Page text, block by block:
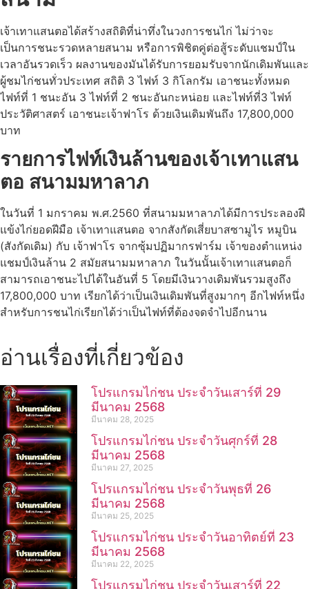
เจ้าเทาแสนตอได้สร้างสถิติที่น่าทึ่งในวงการชนไก่ ไม่ว่าจะ
เป็นการชนะรวดหลายสนาม หรือการพิชิตคู่ต่อสู้ระดับแชมป์ใน
เวลาอันรวดเร็ว ผลงานของมันได้รับการยอมรับจากนักเดิมพันและ
ผู้ชมไก่ชนทั่วประเทศ สถิติ 3 ไฟท์ 3 กิโลกรัม เอาชนะทั้งหมด
ไฟท์ที่ 1 ชนะอัน 3 ไฟท์ที่ 2 ชนะอันกะหน่อย และไฟท์ที่3 ไฟท์
ประวัติศาสตร์ เอาชนะเจ้าฟาโร ด้วยเงินเดิมพันถึง 17,800,000
บาท
รายการไฟท์เงินล้านของเจ้าเทาแสน
ตอ สนามมหาลาภ
ในวันที่ 1 มกราคม พ.ศ.2560 ที่สนามมหาลาภได้มีการประลองฝี
แข้งไก่ยอดฝีมือ เจ้าเทาแสนตอ จากสังกัดเสี่ยบาสซามูไร หมูบิน
(สังกัดเดิม) กับ เจ้าฟาโร จากซุ้มปฏิมากรฟาร์ม เจ้าของตำแหน่ง
แชมป์เงินล้าน 2 สมัยสนามมหาลาภ ในวันนั้นเจ้าเทาแสนตอก็
สามารถเอาชนะไปได้ในอันที่ 5 โดยมีเงินวางเดิมพันรวมสูงถึง
17,800,000 บาท เรียกได้ว่าเป็นเงินเดิมพันที่สูงมากๆ อีกไฟท์หนึ่ง
สำหรับการชนไก่เรียกได้ว่าเป็นไฟท์ที่ต้องจดจำไปอีกนาน
อ่านเรื่องที่เกี่ยวข้อง
โปรแกรมไก่ชน ประจำวันเสาร์ที่ 29
มีนาคม 2568
มีนาคม 28, 2025
โปรแกรมไก่ชน ประจำวันศุกร์ที่ 28
มีนาคม 2568
มีนาคม 27, 2025
โปรแกรมไก่ชน ประจำวันพุธที่ 26
มีนาคม 2568
มีนาคม 25, 2025
โปรแกรมไก่ชน ประจำวันอาทิตย์ที่ 23
มีนาคม 2568
มีนาคม 22, 2025
โปรแกรมไก่ชน ประจำวันเสาร์ที่ 22